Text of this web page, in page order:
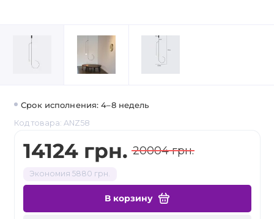
Срок исполнения: 4–8 недель
Код товара: ANZ58
14124 грн. 20004 грн.
Экономия 5880 грн.
В корзину